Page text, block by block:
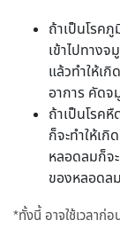
ถ้าเป็นโรค
เข้าไปทาง
แล้วทำให้เ
อาการ คัด
ถ้าเป็นโรค
ก็จะทำให้เ
หลอดลมก็จ
ของหลอดล
*ทั้งนี้ อาจใช้เวลาก่